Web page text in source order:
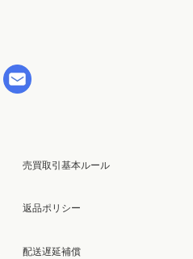
売買取引基本ルール
返品ポリシー
配送遅延補償